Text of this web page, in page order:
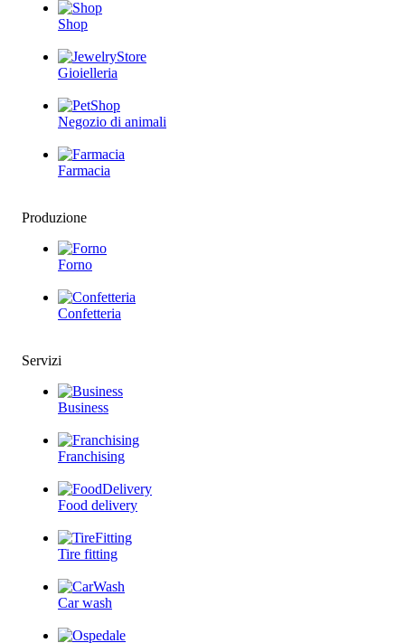
Shop
Gioielleria
Negozio di animali
Farmacia
Produzione
Forno
Confetteria
Servizi
Business
Franchising
Food delivery
Tire fitting
Car wash